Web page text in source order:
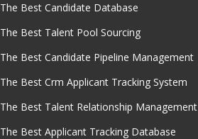
The Best Candidate Database
The Best Talent Pool Sourcing
The Best Candidate Pipeline Management
The Best Crm Applicant Tracking System
The Best Talent Relationship Management
The Best Applicant Tracking Database